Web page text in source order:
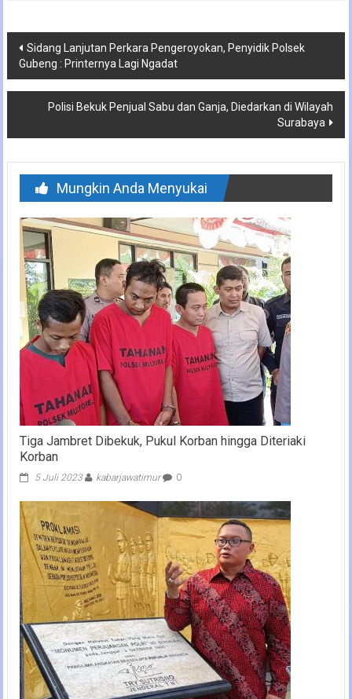
Navigasi
pos
Sidang Lanjutan Perkara Pengeroyokan, Penyidik Polsek
Gubeng : Printernya Lagi Ngadat
Polisi Bekuk Penjual Sabu dan Ganja, Diedarkan di Wilayah
Surabaya
Mungkin Anda Menyukai
Tiga Jambret Dibekuk, Pukul Korban hingga Diteriaki
Korban
5 Juli 2023 kabarjawatimur 0